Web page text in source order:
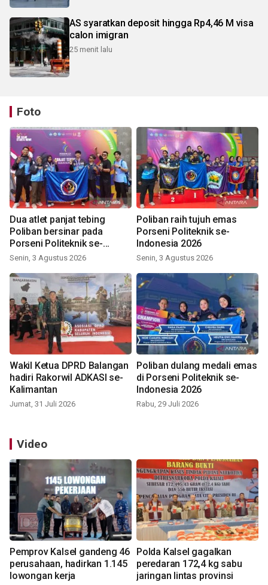
AS syaratkan deposit hingga Rp4,46 M visa
calon imigran
25 menit lalu
Foto
Dua atlet panjat tebing
Poliban bersinar pada
Porseni Politeknik se-
Indonesia 2026
Senin, 3 Agustus 2026
Poliban raih tujuh emas
Porseni Politeknik se-
Indonesia 2026
Senin, 3 Agustus 2026
Wakil Ketua DPRD Balangan
hadiri Rakorwil ADKASI se-
Kalimantan
Jumat, 31 Juli 2026
Poliban dulang medali emas
di Porseni Politeknik se-
Indonesia 2026
Rabu, 29 Juli 2026
Video
Pemprov Kalsel gandeng 46
perusahaan, hadirkan 1.145
lowongan kerja
Polda Kalsel gagalkan
peredaran 172,4 kg sabu
jaringan lintas provinsi